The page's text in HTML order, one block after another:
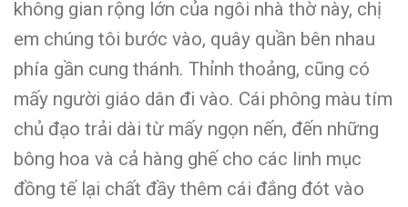
không gian rộng lớn của ngôi nhà thờ này, chị
em chúng tôi bước vào, quây quần bên nhau
phía gần cung thánh. Thỉnh thoảng, cũng có
mấy người giáo dân đi vào. Cái phông màu tím
chủ đạo trải dài từ mấy ngọn nến, đến những
bông hoa và cả hàng ghế cho các linh mục
đồng tế lại chất đầy thêm cái đắng đót vào